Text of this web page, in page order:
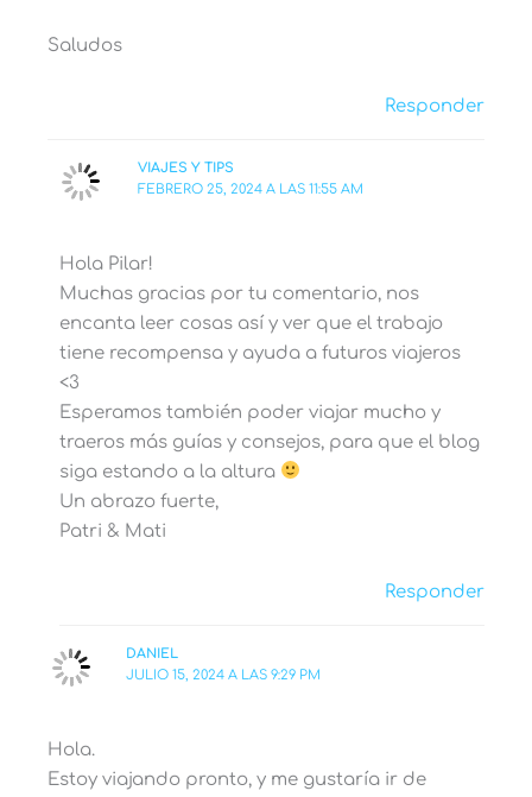
Saludos
Responder
VIAJES Y TIPS
FEBRERO 25, 2024 A LAS 11:55 AM
Hola Pilar!
Muchas gracias por tu comentario, nos
encanta leer cosas así y ver que el trabajo
tiene recompensa y ayuda a futuros viajeros
<3
Esperamos también poder viajar mucho y
traeros más guías y consejos, para que el blog
siga estando a la altura
Un abrazo fuerte,
Patri & Mati
Responder
DANIEL
JULIO 15, 2024 A LAS 9:29 PM
Hola.
Estoy viajando pronto, y me gustaría ir de